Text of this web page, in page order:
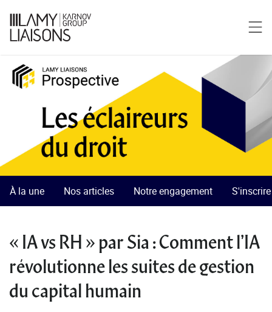
À la une Nos articles Notre engagement
« IA vs RH » par Sia : Comment l’IA
révolutionne les suites de gestion
du capital humain